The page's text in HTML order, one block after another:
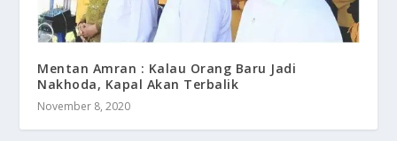
Mentan Amran : Kalau Orang Baru Jadi
Nakhoda, Kapal Akan Terbalik
November 8, 2020